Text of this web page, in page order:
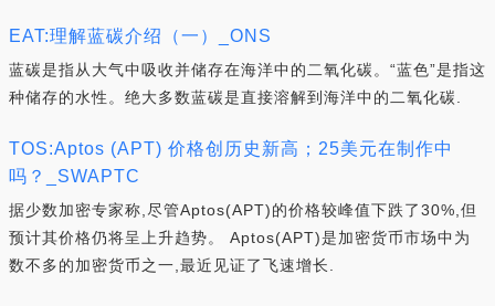
EAT:理解蓝碳介绍（一）_ONS
蓝碳是指从大气中吸收并储存在海洋中的二氧化碳。“蓝色”是指这
种储存的水性。绝大多数蓝碳是直接溶解到海洋中的二氧化碳.
TOS:Aptos (APT) 价格创历史新高；25美元在制作中
吗？_SWAPTC
据少数加密专家称,尽管Aptos(APT)的价格较峰值下跌了30%,但
预计其价格仍将呈上升趋势。 Aptos(APT)是加密货币市场中为
数不多的加密货币之一,最近见证了飞速增长.